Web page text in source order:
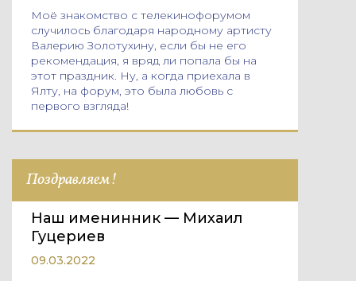
Моё знакомство с телекинофорумом
случилось благодаря народному артисту
Валерию Золотухину, если бы не его
рекомендация, я вряд ли попала бы на
этот праздник. Ну, а когда приехала в
Ялту, на форум, это была любовь с
первого взгляда!
Поздравляем!
Наш именинник — Михаил
Гуцериев
09.03.2022